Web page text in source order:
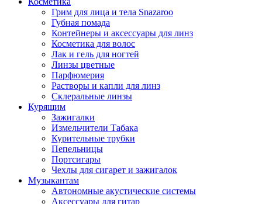
Грим для лица и тела Snazaroo
Губная помада
Контейнеры и аксессуары для линз
Косметика для волос
Лак и гель для ногтей
Линзы цветные
Парфюмерия
Растворы и капли для линз
Склеральные линзы
Курящим
Зажигалки
Измельчители Табака
Курительные трубки
Пепельницы
Портсигары
Чехлы для сигарет и зажигалок
Музыкантам
Автономные акустические системы
Аксессуары для гитар